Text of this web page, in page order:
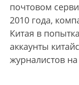
почтовом
2010 года,
Китая в
аккаунты
журналистов